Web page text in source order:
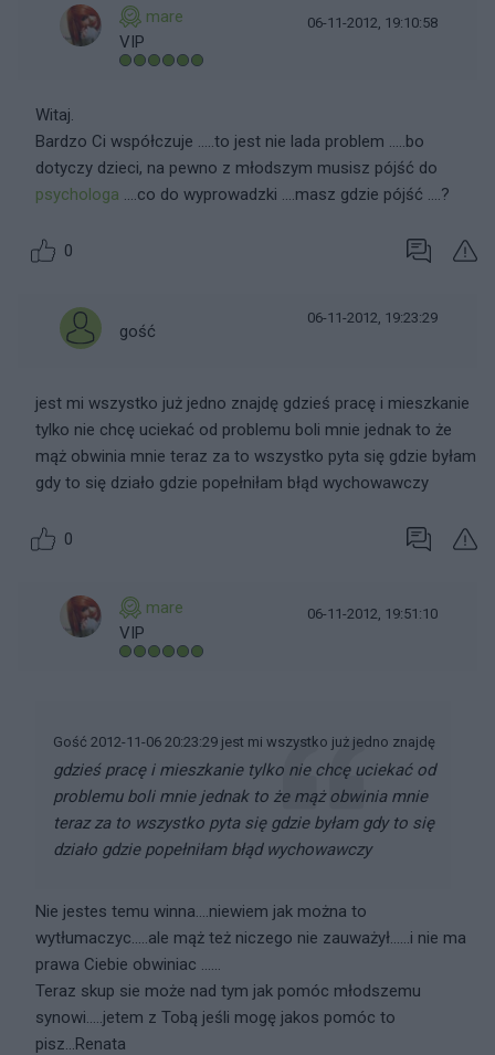
mare
VIP
06-11-2012, 19:10:58
Witaj.
Bardzo Ci współczuje .....to jest nie lada problem .....bo
dotyczy dzieci, na pewno z młodszym musisz pójść do
psychologa ....co do wyprowadzki ....masz gdzie pójść ....?
0
gość
06-11-2012, 19:23:29
jest mi wszystko już jedno znajdę gdzieś pracę i mieszkanie
tylko nie chcę uciekać od problemu boli mnie jednak to że
mąż obwinia mnie teraz za to wszystko pyta się gdzie byłam
gdy to się działo gdzie popełniłam błąd wychowawczy
0
mare
VIP
06-11-2012, 19:51:10
Gość 2012-11-06 20:23:29 jest mi wszystko już jedno znajdę
gdzieś pracę i mieszkanie tylko nie chcę uciekać od
problemu boli mnie jednak to że mąż obwinia mnie
teraz za to wszystko pyta się gdzie byłam gdy to się
działo gdzie popełniłam błąd wychowawczy
Nie jestes temu winna....niewiem jak można to
wytłumaczyc.....ale mąż też niczego nie zauważył......i nie ma
prawa Ciebie obwiniac ......
Teraz skup sie może nad tym jak pomóc młodszemu
synowi.....jetem z Tobą jeśli mogę jakos pomóc to
pisz...Renata